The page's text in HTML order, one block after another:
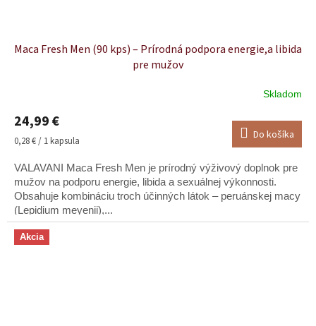
Maca Fresh Men (90 kps) – Prírodná podpora energie,a libida
pre mužov
produktu
je
4,9
z
hviezdičiek.
Skladom
24,99 €
Jednotková
0,28 € / 1 kapsula Do košíka
VALAVANI Maca Fresh Men je prírodný výživový doplnok pre
mužov na podporu energie, libida a sexuálnej výkonnosti.
Obsahuje kombináciu troch účinných látok – peruánskej macy
(Lepidium meyenii),...
Akcia